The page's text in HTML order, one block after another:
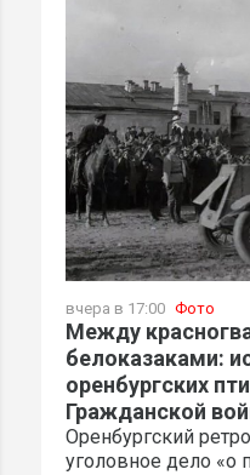
вчера в 17:00 Фото
Между
белоказаками:
оренбургских
Гражданской
Оренбургский
уголовное дело «о